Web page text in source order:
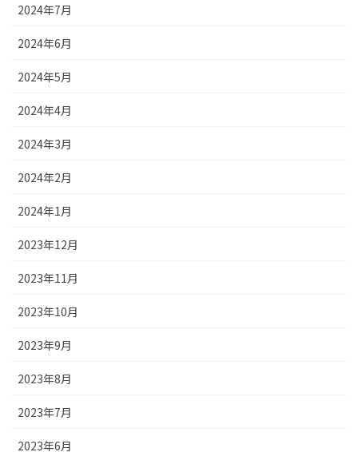
2024年7月
2024年6月
2024年5月
2024年4月
2024年3月
2024年2月
2024年1月
2023年12月
2023年11月
2023年10月
2023年9月
2023年8月
2023年7月
2023年6月